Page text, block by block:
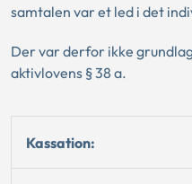
samtalen var et led i det
Der var derfor ikke
aktivlovens § 38 a.
Kassation: